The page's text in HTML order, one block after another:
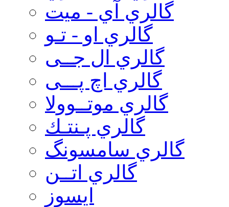
گالري آي - ميت
گالري او - تـو
گالري ال جــی
گالري اچ پـــی
گالري موتــوولا
گالري پـنتـك
گالري سامسونگ
گالري اتــن
ایسوز